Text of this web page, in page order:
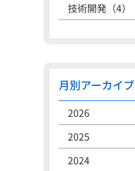
技術開発（4）
月別アーカイブ
2026
2025
2024